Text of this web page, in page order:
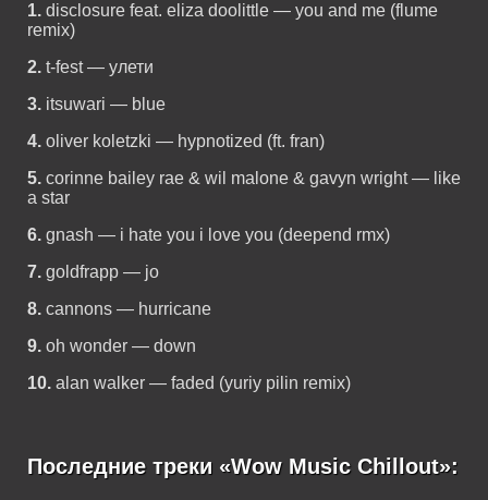
1. disclosure feat. eliza doolittle — you and me (flume
remix)
2. t-fest — улети
3. itsuwari — blue
4. oliver koletzki — hypnotized (ft. fran)
5. corinne bailey rae & wil malone & gavyn wright — like
a star
6. gnash — i hate you i love you (deepend rmx)
7. goldfrapp — jo
8. cannons — hurricane
9. oh wonder — down
10. alan walker — faded (yuriy pilin remix)
Последние треки «Wow Music Chillout»: